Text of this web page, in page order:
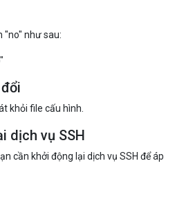
hình để chặn password